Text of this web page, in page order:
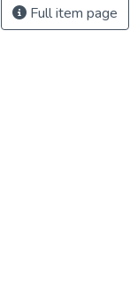
Full item page